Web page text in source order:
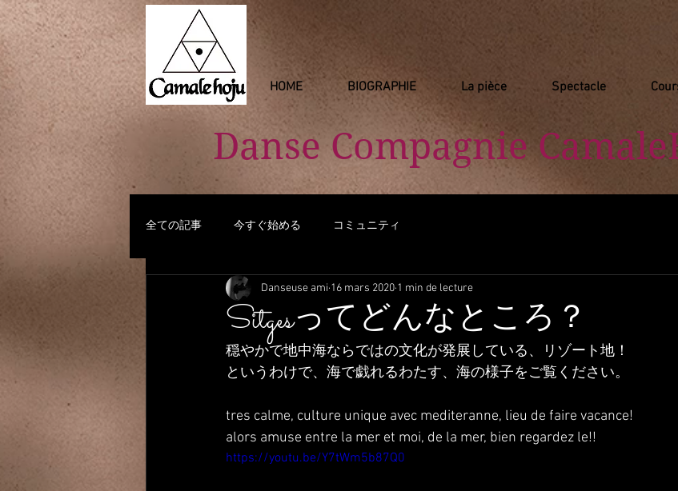
HOME BIOGRAPHIE La pièce Spectacle
Danse Compagnie
全ての記事 今すぐ始める コミュニティ
Sitgesってどんなところ？
Danseuse ami 16 mars 2020 1 min de lecture
穏やかで地中海ならではの文化が発展している、リゾート地！
というわけで、海で戯れるわたす、海の様子をご覧ください。
tres calme, culture unique avec mediteranne, lieu de faire vacance!
alors amuse entre la mer et moi, de la mer, bien regardez le!!
https://youtu.be/Y7tWm5b87Q0